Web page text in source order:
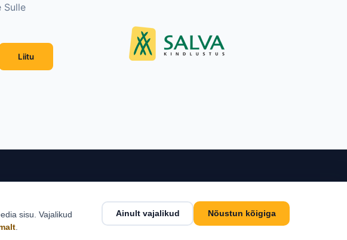
Sulle
Liitu
Klienditeenindus
Reisitingimused
Kontakt
Estlive Travel OÜ
sisu. Vajalikud
.
Ainult vajalikud Nõustun kõigiga